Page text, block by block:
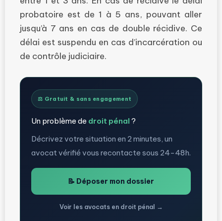
probatoire est de 1 à 5 ans, pouvant aller
jusqu’à 7 ans en cas de double récidive. Ce
délai est suspendu en cas d’incarcération ou
de contrôle judiciaire.
⚖️ Gratuit & sans engagement
Un problème de droit pénal ?
Décrivez votre situation en 2 minutes, un
avocat vérifié vous recontacte sous 24-48h.
📝 Déposer mon dossier
Voir les avocats en droit pénal →